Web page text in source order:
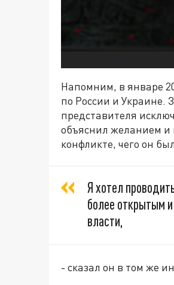
Напомним, в январе
по России и Украине.
представителя
объяснил желанием и
конфликте, чего он
Я хотел
более открытым
власти,
- сказал он в том же